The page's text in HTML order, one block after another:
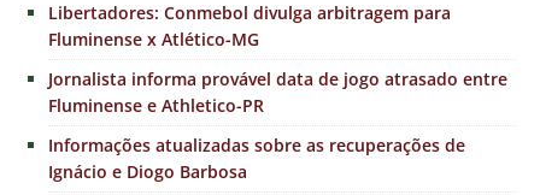
Libertadores: Conmebol divulga arbitragem para
Fluminense x Atlético-MG
Jornalista informa provável data de jogo atrasado entre
Fluminense e Athletico-PR
Informações atualizadas sobre as recuperações de
Ignácio e Diogo Barbosa